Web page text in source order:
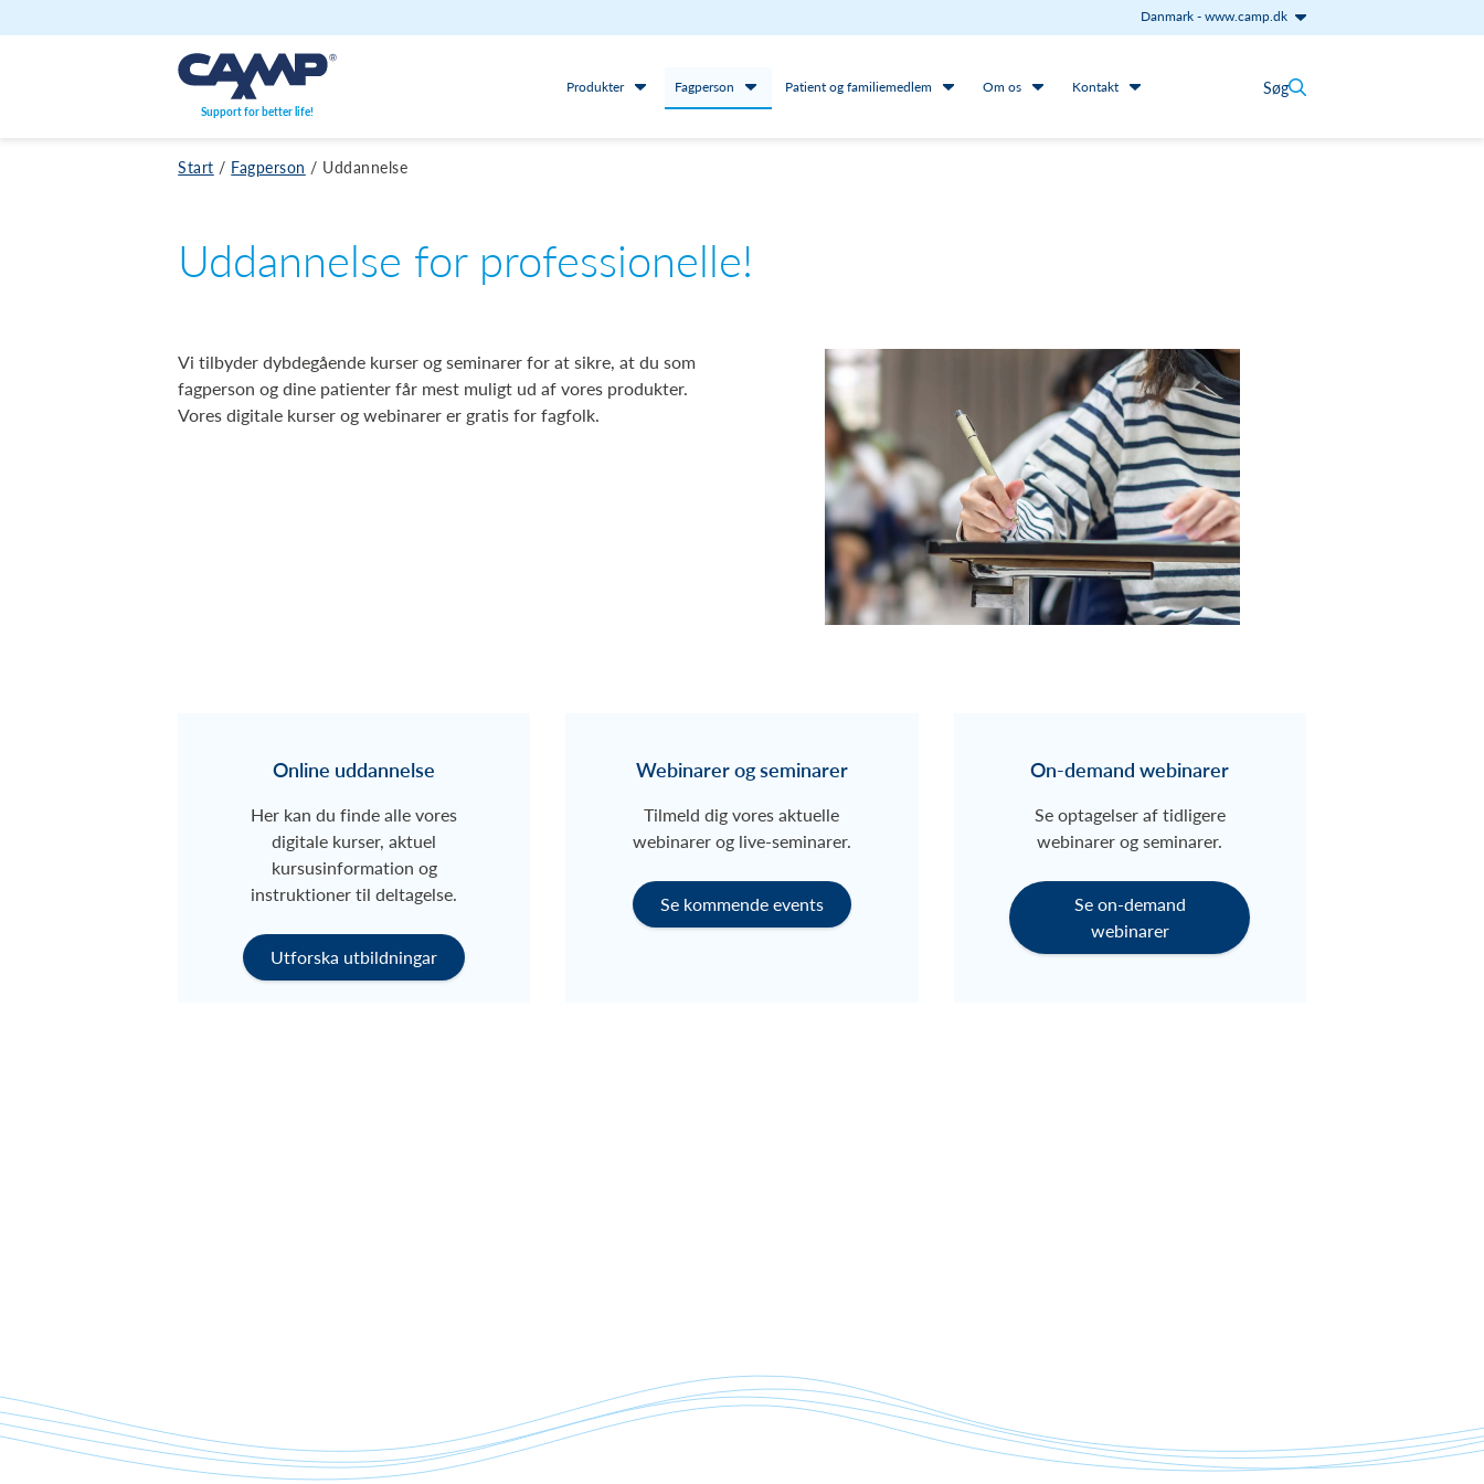
Danmark-www.camp.dk
Gå til indhold
Support for better life!
Produkter Fagperson Patient og familiemedlem Om os Kontakt Søg
Start / Fagperson / Uddannelse
Uddannelse for professionelle!
Vi tilbyder dybdegående kurser og seminarer for at sikre, at du som
fagperson og dine patienter får mest muligt ud af vores produkter.
Vores digitale kurser og webinarer er gratis for fagfolk.
Online uddannelse
Her kan du finde alle vores
digitale kurser, aktuel
kursusinformation og
instruktioner til deltagelse.
Utforska utbildningar
Webinarer og seminarer
Tilmeld dig vores aktuelle
webinarer og live-seminarer.
Se kommende events
On-demand webinarer
Se optagelser af tidligere
webinarer og seminarer.
Se on-demand
webinarer